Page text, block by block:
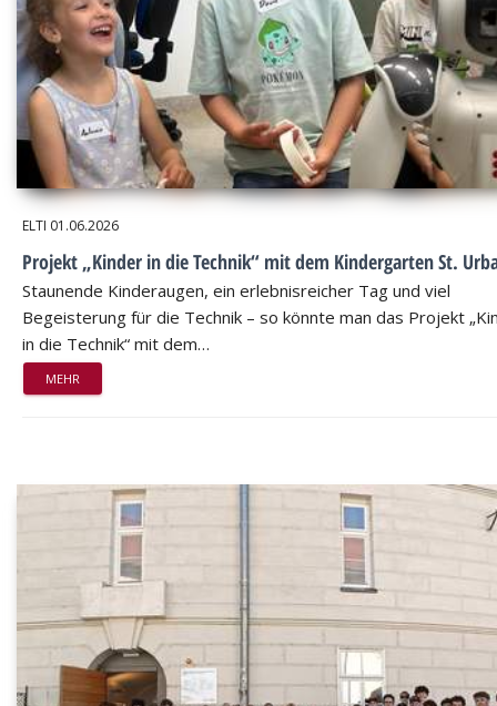
ELTI 01.06.2026
Projekt „Kinder in die Technik“ mit dem Kindergarten St.
Staunende Kinderaugen, ein erlebnisreicher Tag und viel
Begeisterung für die Technik – so könnte man das Projekt
in die Technik“ mit dem…
MEHR